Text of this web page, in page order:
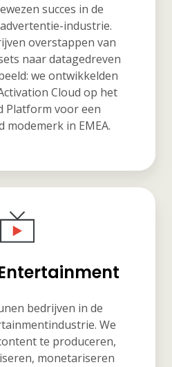
succes in de
industrie.
overstappen van
naar datagedreven
we ontwikkelden
Cloud op het
Platform voor een
modemerk in EMEA.
bedrijven in de
We
te produceren,
monetariseren